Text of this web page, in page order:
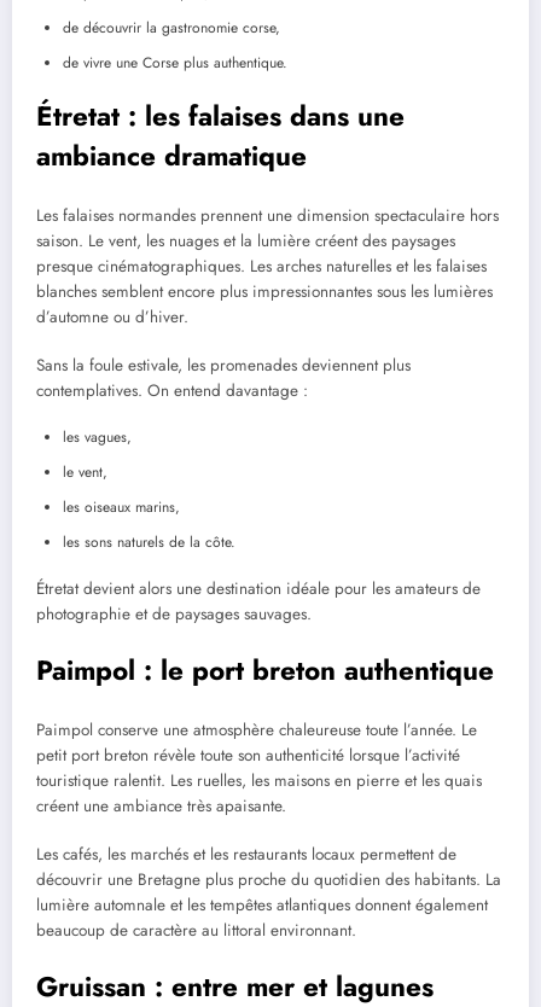
de découvrir la gastronomie corse,
de vivre une Corse plus authentique.
Étretat : les falaises dans une
ambiance dramatique
Les falaises normandes prennent une dimension spectaculaire hors
saison. Le vent, les nuages et la lumière créent des paysages
presque cinématographiques. Les arches naturelles et les falaises
blanches semblent encore plus impressionnantes sous les lumières
d’automne ou d’hiver.
Sans la foule estivale, les promenades deviennent plus
contemplatives. On entend davantage :
les vagues,
le vent,
les oiseaux marins,
les sons naturels de la côte.
Étretat devient alors une destination idéale pour les amateurs de
photographie et de paysages sauvages.
Paimpol : le port breton authentique
Paimpol conserve une atmosphère chaleureuse toute l’année. Le
petit port breton révèle toute son authenticité lorsque l’activité
touristique ralentit. Les ruelles, les maisons en pierre et les quais
créent une ambiance très apaisante.
Les cafés, les marchés et les restaurants locaux permettent de
découvrir une Bretagne plus proche du quotidien des habitants. La
lumière automnale et les tempêtes atlantiques donnent également
beaucoup de caractère au littoral environnant.
Gruissan : entre mer et lagunes